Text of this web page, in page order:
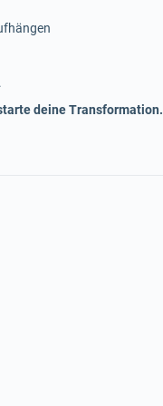
deine Transformation.